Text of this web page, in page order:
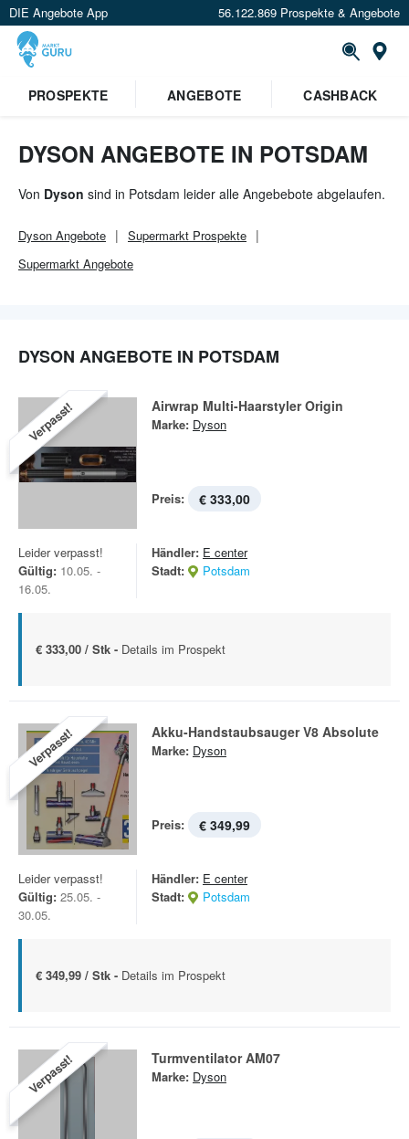
DIE Angebote App 56.122.869 Prospekte & Angebote
PROSPEKTE ANGEBOTE CASHBACK
DYSON ANGEBOTE IN POTSDAM
Von Dyson sind in Potsdam leider alle Angebebote abgelaufen.
Dyson Angebote Supermarkt Prospekte
Supermarkt Angebote
DYSON ANGEBOTE IN POTSDAM
Verpasst! Airwrap Multi-Haarstyler Origin
Marke: Dyson
Preis: € 333,00
Leider verpasst!
Gültig: 10.05. -
16.05.
Händler: E center
Stadt:
Potsdam
€ 333,00 / Stk - Details im Prospekt
Verpasst! Akku-Handstaubsauger V8 Absolute
Marke: Dyson
Preis: € 349,99
Leider verpasst!
Gültig: 25.05. -
30.05.
Händler: E center
Stadt:
Potsdam
€ 349,99 / Stk - Details im Prospekt
Verpasst! Turmventilator AM07
Marke: Dyson